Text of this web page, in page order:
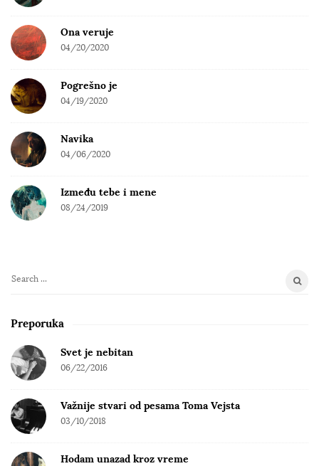
Ona veruje
04/20/2020
Pogrešno je
04/19/2020
Navika
04/06/2020
Između tebe i mene
08/24/2019
S
a
c
h
r
Preporuka
Svet je nebitan
06/22/2016
Važnije stvari od pesama Toma Vejsta
03/10/2018
Hodam unazad kroz vreme